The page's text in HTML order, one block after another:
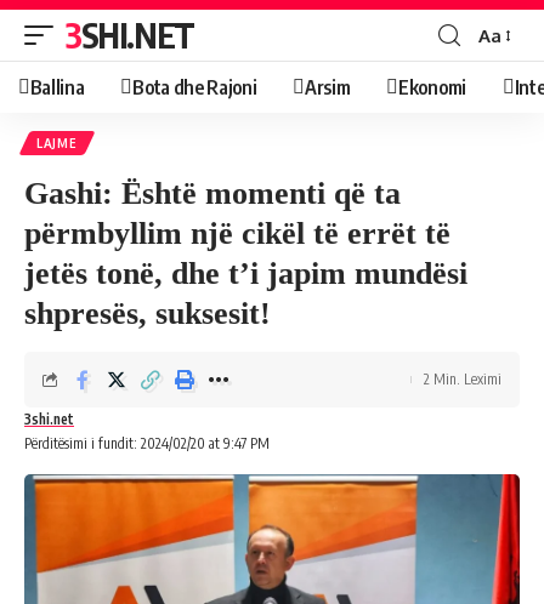
3SHI.NET Aa
Ballina Bota dhe Rajoni Arsim Ekonomi
LAJME
Gashi: Është momenti që ta
përmbyllim një cikël të errët të
jetës tonë, dhe t’i japim mundësi
shpresës, suksesit!
Përditësimi i fundit: 2024/02/20 at 9:47 PM
3shi.net
2 Min. Leximi